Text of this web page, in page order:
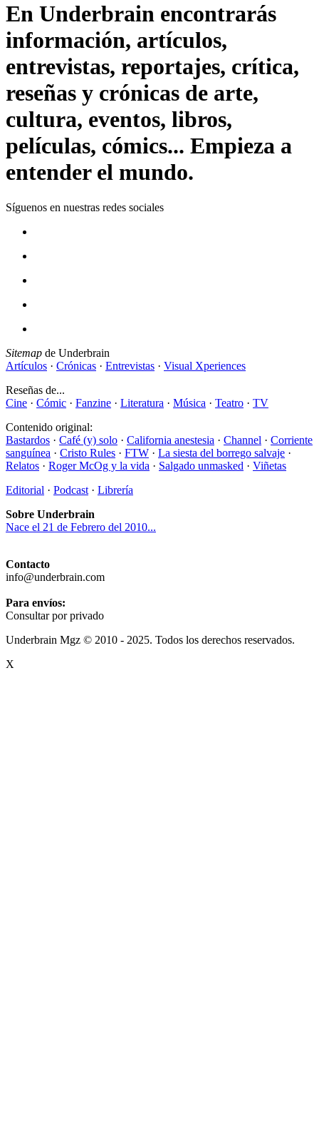
En Underbrain encontrarás
información, artículos,
entrevistas, reportajes, crítica,
reseñas y crónicas de arte,
cultura, eventos, libros,
películas, cómics... Empieza a
entender el mundo.
Síguenos en nuestras redes sociales
Sitemap de Underbrain
Artículos · Crónicas · Entrevistas · Visual Xperiences
Reseñas de...
Cine · Cómic · Fanzine · Literatura · Música · Teatro · TV
Contenido original:
Bastardos · Café (y) solo · California anestesia · Channel · Corriente
sanguínea · Cristo Rules · FTW · La siesta del borrego salvaje ·
Relatos · Roger McOg y la vida · Salgado unmasked · Viñetas
Editorial · Podcast · Librería
Sobre Underbrain
Nace el 21 de Febrero del 2010...
Contacto
info@underbrain.com
Para envíos:
Consultar por privado
Underbrain Mgz © 2010 - 2025. Todos los derechos reservados.
X